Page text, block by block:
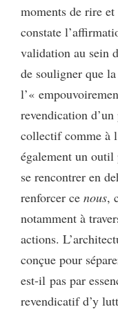
moments de rire
constate
validation au sein
de souligner que
l’«
revendication
collectif comme à
également un
se rencontrer en
renforcer ce nous,
notamment à
actions.
conçue pour
est-il pas par
revendicatif d’y